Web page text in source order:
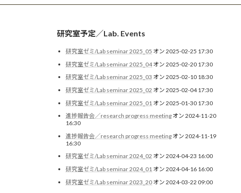
研究室予定／Lab. Events
研究室ゼミ/Lab seminar 2025_05 オン 2025-02-25 17:30
研究室ゼミ/Lab seminar 2025_04オン 2025-02-20 17:30
研究室ゼミ/Lab seminar 2025_03 オン 2025-02-10 18:30
研究室ゼミ/Lab seminar 2025_02 オン 2025-02-04 17:30
研究室ゼミ/Lab seminar 2025_01 オン 2025-01-30 17:30
進捗報告会／research progress meeting オン 2024-11-20
16:30
進捗報告会／research progress meeting オン 2024-11-19
16:30
研究室ゼミ/Lab seminar 2024_02 オン 2024-04-23 16:00
研究室ゼミ/Lab seminar 2024_01 オン 2024-04-16 16:00
研究室ゼミ/Lab seminar 2023_20 オン 2024-03-22 09:00